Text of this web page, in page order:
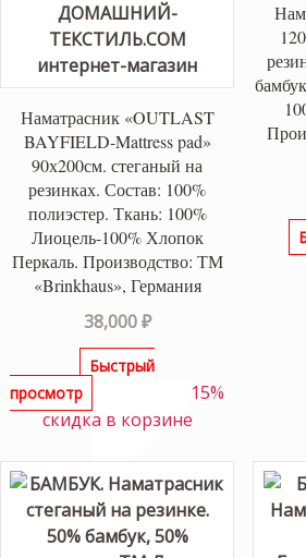
Наматрасник «OUTLAST
BAYFIELD-Mattress pad»
90х200см. стеганый на
резинках. Состав: 100%
полиэстер. Ткань: 100%
Лиоцель-100% Хлопок
Перкаль. Производство: ТМ
«Brinkhaus», Германия
38,000₽
Быстрый
просмотр
15%
скидка в корзине